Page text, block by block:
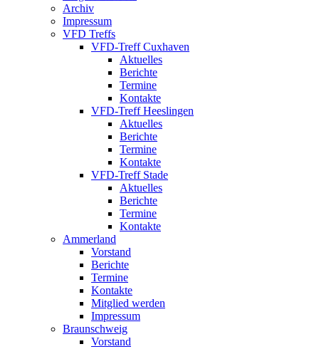
Archiv
Impressum
VFD Treffs
VFD-Treff Cuxhaven
Aktuelles
Berichte
Termine
Kontakte
VFD-Treff Heeslingen
Aktuelles
Berichte
Termine
Kontakte
VFD-Treff Stade
Aktuelles
Berichte
Termine
Kontakte
Ammerland
Vorstand
Berichte
Termine
Kontakte
Mitglied werden
Impressum
Braunschweig
Vorstand